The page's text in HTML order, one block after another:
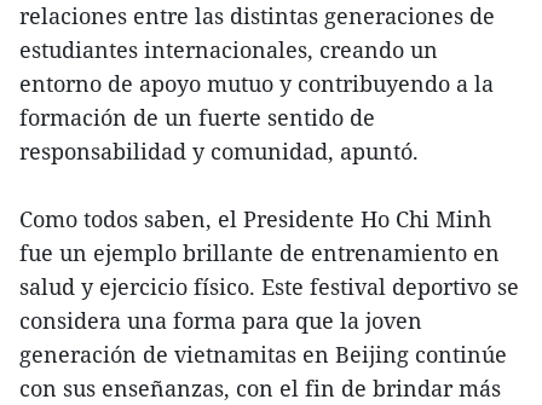
relaciones entre las distintas generaciones de
estudiantes internacionales, creando un
entorno de apoyo mutuo y contribuyendo a la
formación de un fuerte sentido de
responsabilidad y comunidad, apuntó.
Como todos saben, el Presidente Ho Chi Minh
fue un ejemplo brillante de entrenamiento en
salud y ejercicio físico. Este festival deportivo se
considera una forma para que la joven
generación de vietnamitas en Beijing continúe
con sus enseñanzas, con el fin de brindar más